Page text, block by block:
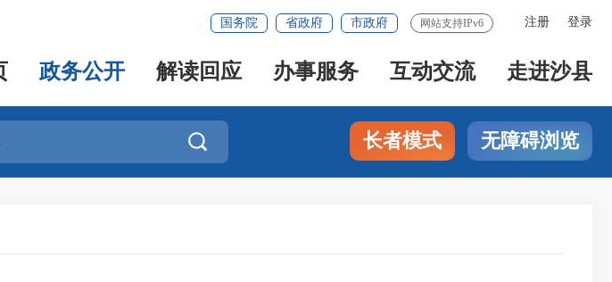
注册 登录
国务院 省政府 市政府 网站支持IPv6
政务公开 解读回应 办事服务 互动交流 走进沙县
 长者模式 无障碍浏览